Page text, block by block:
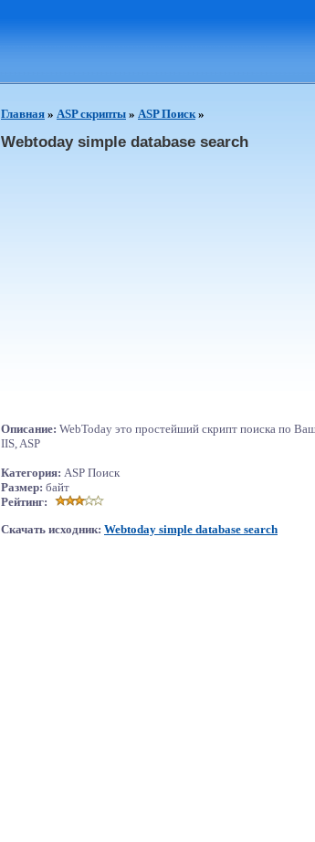
Главная » ASP скрипты » ASP Поиск»
Webtoday simple database search
Описание: WebToday это простейший скрипт поиска по
IIS, ASP
Категория: ASP Поиск
Размер: байт
Рейтинг:
Скачать исходник: Webtoday simple database search